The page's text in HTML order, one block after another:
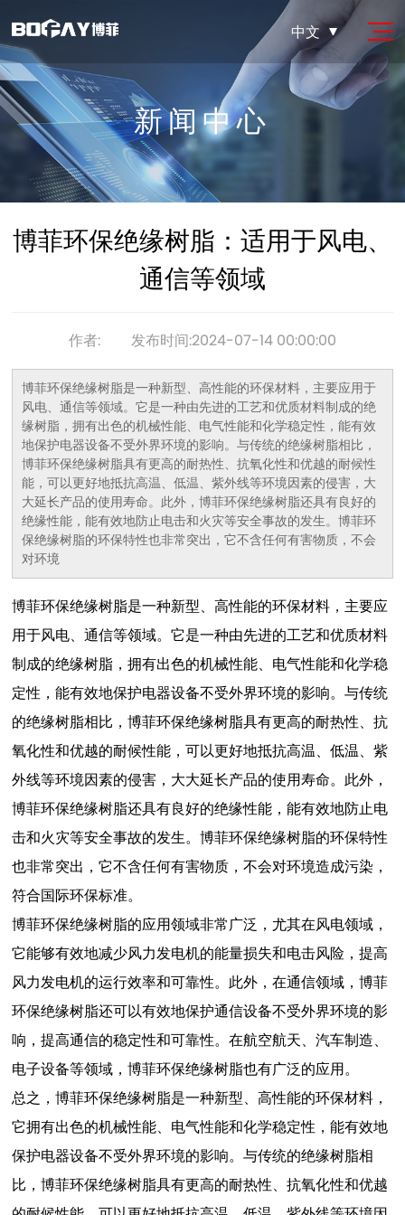
中文
新闻中心
博菲环保绝缘树脂：适用于风电、
通信等领域
作者: 发布时间:2024-07-14 00:00:00
博菲环保绝缘树脂是一种新型、高性能的环保材料，主要应用于
风电、通信等领域。它是一种由先进的工艺和优质材料制成的绝
缘树脂，拥有出色的机械性能、电气性能和化学稳定性，能有效
地保护电器设备不受外界环境的影响。与传统的绝缘树脂相比，
博菲环保绝缘树脂具有更高的耐热性、抗氧化性和优越的耐候性
能，可以更好地抵抗高温、低温、紫外线等环境因素的侵害，大
大延长产品的使用寿命。此外，博菲环保绝缘树脂还具有良好的
绝缘性能，能有效地防止电击和火灾等安全事故的发生。博菲环
保绝缘树脂的环保特性也非常突出，它不含任何有害物质，不会
对环境
博菲环保绝缘树脂是一种新型、高性能的环保材料，主要应
用于风电、通信等领域。它是一种由先进的工艺和优质材料
制成的绝缘树脂，拥有出色的机械性能、电气性能和化学稳
定性，能有效地保护电器设备不受外界环境的影响。与传统
的绝缘树脂相比，博菲环保绝缘树脂具有更高的耐热性、抗
氧化性和优越的耐候性能，可以更好地抵抗高温、低温、紫
外线等环境因素的侵害，大大延长产品的使用寿命。此外，
博菲环保绝缘树脂还具有良好的绝缘性能，能有效地防止电
击和火灾等安全事故的发生。博菲环保绝缘树脂的环保特性
也非常突出，它不含任何有害物质，不会对环境造成污染，
符合国际环保标准。
博菲环保绝缘树脂的应用领域非常广泛，尤其在风电领域，
它能够有效地减少风力发电机的能量损失和电击风险，提高
风力发电机的运行效率和可靠性。此外，在通信领域，博菲
环保绝缘树脂还可以有效地保护通信设备不受外界环境的影
响，提高通信的稳定性和可靠性。在航空航天、汽车制造、
电子设备等领域，博菲环保绝缘树脂也有广泛的应用。
总之，博菲环保绝缘树脂是一种新型、高性能的环保材料，
它拥有出色的机械性能、电气性能和化学稳定性，能有效地
保护电器设备不受外界环境的影响。与传统的绝缘树脂相
比，博菲环保绝缘树脂具有更高的耐热性、抗氧化性和优越